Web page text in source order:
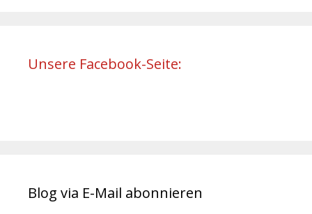
Unsere Facebook-Seite:
Blog via E-Mail abonnieren